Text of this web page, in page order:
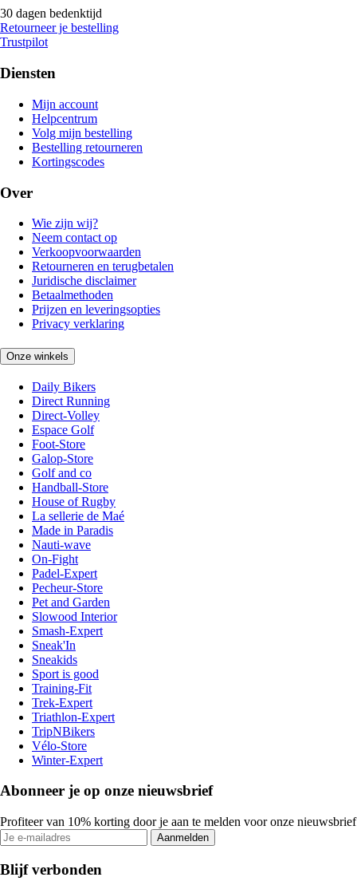
30 dagen bedenktijd
Retourneer je bestelling
Trustpilot
Diensten
Mijn account
Helpcentrum
Volg mijn bestelling
Bestelling retourneren
Kortingscodes
Over
Wie zijn wij?
Neem contact op
Verkoopvoorwaarden
Retourneren en terugbetalen
Juridische disclaimer
Betaalmethoden
Prijzen en leveringsopties
Privacy verklaring
Onze winkels
Daily Bikers
Direct Running
Direct-Volley
Espace Golf
Foot-Store
Galop-Store
Golf and co
Handball-Store
House of Rugby
La sellerie de Maé
Made in Paradis
Nauti-wave
On-Fight
Padel-Expert
Pecheur-Store
Pet and Garden
Slowood Interior
Smash-Expert
Sneak'In
Sneakids
Sport is good
Training-Fit
Trek-Expert
Triathlon-Expert
TripNBikers
Vélo-Store
Winter-Expert
Abonneer je op onze nieuwsbrief
Profiteer van 10% korting door je aan te melden voor onze nieuwsbrief
Aanmelden
Blijf verbonden